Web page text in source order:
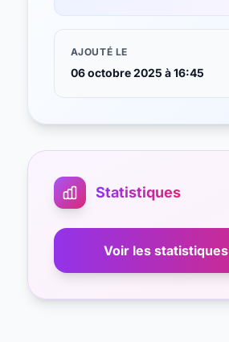
AJOUTÉ LE
06 octobre 2025 à 16:45
Statistiques
Voir les statistiques